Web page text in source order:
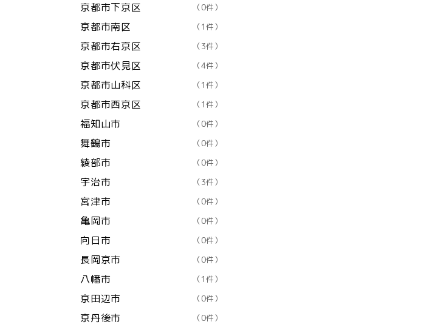
京都市下京区 （0件）
京都市南区 （1件）
京都市右京区 （3件）
京都市伏見区 （4件）
京都市山科区 （1件）
京都市西京区 （1件）
福知山市 （0件）
舞鶴市 （0件）
綾部市 （0件）
宇治市 （3件）
宮津市 （0件）
亀岡市 （0件）
向日市 （0件）
長岡京市 （0件）
八幡市 （1件）
京田辺市 （0件）
京丹後市 （0件）